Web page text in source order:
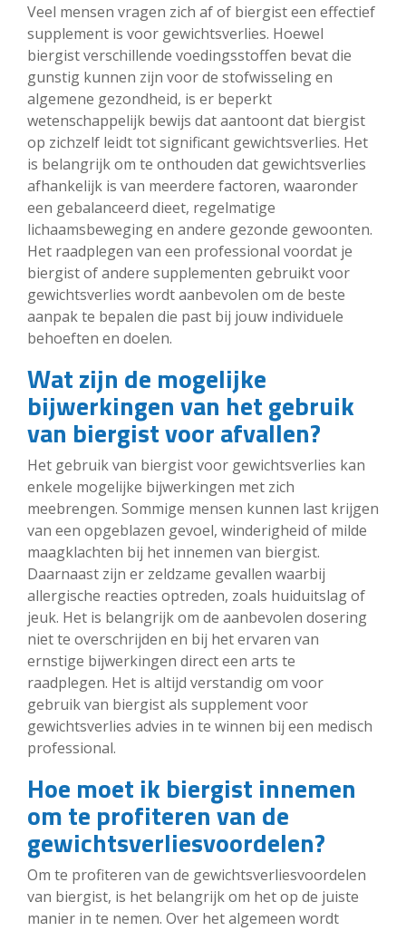
Veel mensen vragen zich af of biergist een effectief
supplement is voor gewichtsverlies. Hoewel
biergist verschillende voedingsstoffen bevat die
gunstig kunnen zijn voor de stofwisseling en
algemene gezondheid, is er beperkt
wetenschappelijk bewijs dat aantoont dat biergist
op zichzelf leidt tot significant gewichtsverlies. Het
is belangrijk om te onthouden dat gewichtsverlies
afhankelijk is van meerdere factoren, waaronder
een gebalanceerd dieet, regelmatige
lichaamsbeweging en andere gezonde gewoonten.
Het raadplegen van een professional voordat je
biergist of andere supplementen gebruikt voor
gewichtsverlies wordt aanbevolen om de beste
aanpak te bepalen die past bij jouw individuele
behoeften en doelen.
Wat zijn de mogelijke
bijwerkingen van het gebruik
van biergist voor afvallen?
Het gebruik van biergist voor gewichtsverlies kan
enkele mogelijke bijwerkingen met zich
meebrengen. Sommige mensen kunnen last krijgen
van een opgeblazen gevoel, winderigheid of milde
maagklachten bij het innemen van biergist.
Daarnaast zijn er zeldzame gevallen waarbij
allergische reacties optreden, zoals huiduitslag of
jeuk. Het is belangrijk om de aanbevolen dosering
niet te overschrijden en bij het ervaren van
ernstige bijwerkingen direct een arts te
raadplegen. Het is altijd verstandig om voor
gebruik van biergist als supplement voor
gewichtsverlies advies in te winnen bij een medisch
professional.
Hoe moet ik biergist innemen
om te profiteren van de
gewichtsverliesvoordelen?
Om te profiteren van de gewichtsverliesvoordelen
van biergist, is het belangrijk om het op de juiste
manier in te nemen. Over het algemeen wordt